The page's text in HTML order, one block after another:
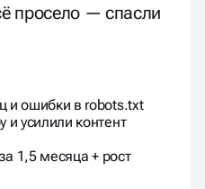
просело — спасли
и ошибки в robots.txt
и усилили контент
1,5 месяца + рост